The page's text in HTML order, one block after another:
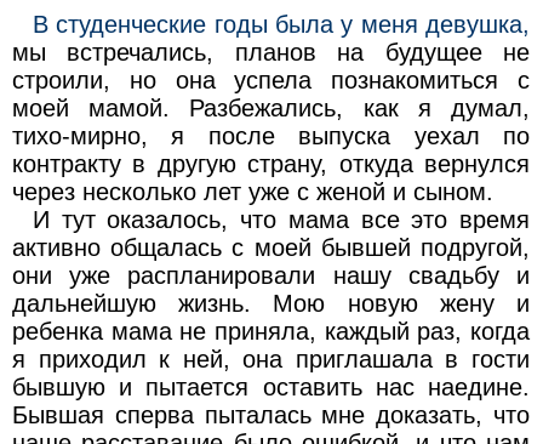
В студенческие годы была у меня девушка,
мы встречались, планов на будущее не
строили, но она успела познакомиться с
моей мамой. Разбежались, как я думал,
тихо-мирно, я после выпуска уехал по
контракту в другую страну, откуда вернулся
через несколько лет уже с женой и сыном.
И тут оказалось, что мама все это время
активно общалась с моей бывшей подругой,
они уже распланировали нашу свадьбу и
дальнейшую жизнь. Мою новую жену и
ребенка мама не приняла, каждый раз, когда
я приходил к ней, она приглашала в гости
бывшую и пытается оставить нас наедине.
Бывшая сперва пыталась мне доказать, что